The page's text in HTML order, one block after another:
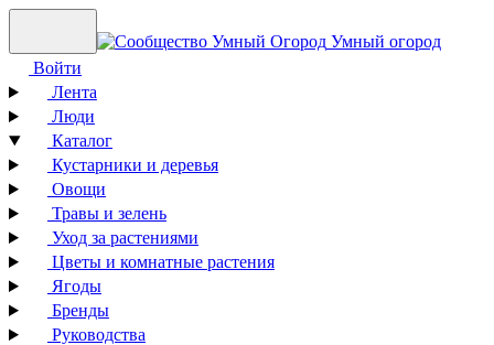
Умный огород
Войти
Лента
Люди
Каталог
Кустарники и деревья
Овощи
Травы и зелень
Уход за растениями
Цветы и комнатные растения
Ягоды
Бренды
Руководства